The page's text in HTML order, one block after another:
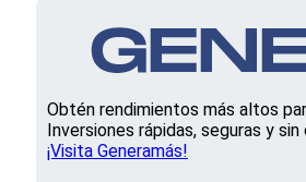
Obtén rendimientos más altos
Inversiones rápidas, seguras y sin
¡Visita Generamás!